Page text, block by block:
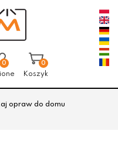
0 0
Koszyk
opraw do domu